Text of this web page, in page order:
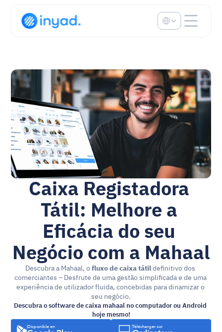
Caixa Registadora
Tátil: Melhore a
Eficácia do seu
Negócio com a Mahaal
Descubra a Mahaal, o fluxo de caixa tátil definitivo dos
comerciantes – Desfrute de uma gestão simplificada e de uma
experiência de utilizador fluida, concebidas para dinamizar o
seu negócio.
Descubra o software de caixa mahaal no computador ou Android
hoje mesmo!
Disponible en Télécharger sur
Select Language